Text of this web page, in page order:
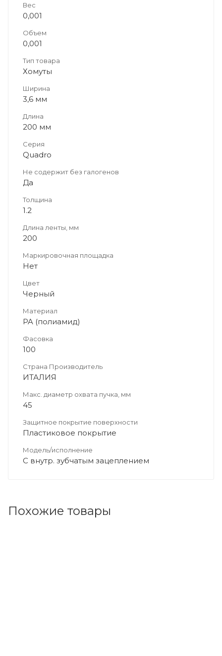
Вес
0,001
Объем
0,001
Тип товара
Хомуты
Ширина
3,6 мм
Длина
200 мм
Серия
Quadro
Не содержит без галогенов
Да
Толщина
1.2
Длина ленты, мм
200
Маркировочная площадка
Нет
Цвет
Черный
Материал
PA (полиамид)
Фасовка
100
Страна Производитель
ИТАЛИЯ
Макс. диаметр охвата пучка, мм
45
Защитное покрытие поверхности
Пластиковое покрытие
Модель/исполнение
С внутр. зубчатым зацеплением
Похожие товары